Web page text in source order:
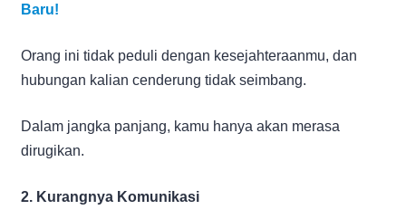
Baru!
Orang ini tidak peduli dengan kesejahteraanmu, dan
hubungan kalian cenderung tidak seimbang.
Dalam jangka panjang, kamu hanya akan merasa
dirugikan.
2. Kurangnya Komunikasi